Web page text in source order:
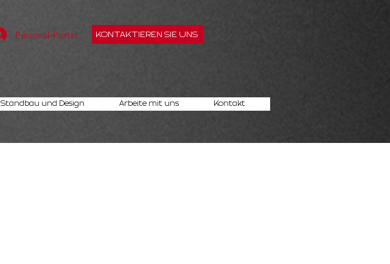
Personal-Portal KONTAKTIEREN SIE UNS
Standbau und Design Arbeite mit uns Kontakt